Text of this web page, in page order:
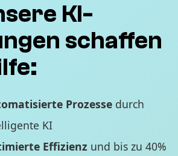
KI-
schaffen
Prozessedurch
KI
Effizienz und bis zu 40%